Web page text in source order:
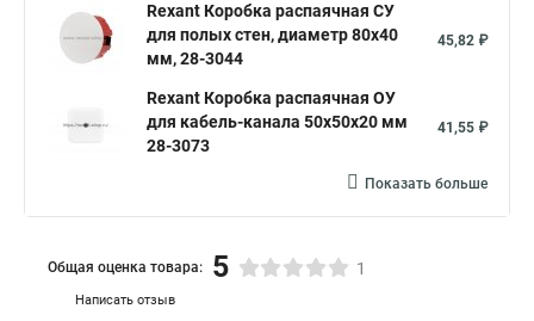
Коробка распределительная уличная ip65
Коробка распределительная с кабельными вводами
Скрытые распределительные коробки
Rexant Коробка распаячная СУ
для полых стен, диаметр 80х40
мм, 28-3044
45,82 ₽
Rexant Коробка распаячная ОУ
для кабель-канала 50х50х20 мм
28-3073
41,55 ₽
Показать больше
Написать отзыв
Общая оценка товара: 5 1